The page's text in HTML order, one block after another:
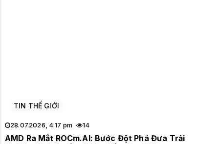
TIN THẾ GIỚI
28.07.2026, 4:17 pm 14
AMD Ra Mắt ROCm.AI: Bước Đột Phá Đưa Trải